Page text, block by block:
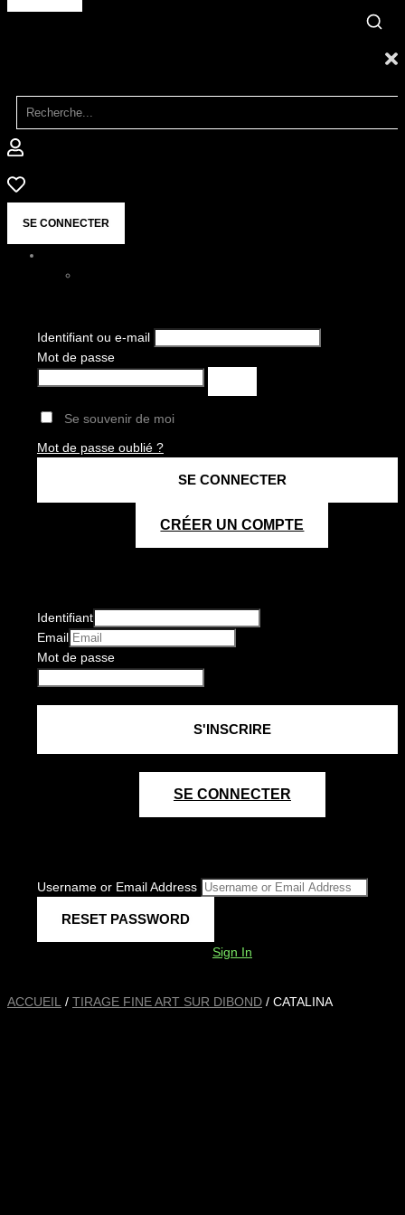
SE CONNECTER
Identifiant ou e-mail
Mot de passe
Se souvenir de moi
Mot de passe oublié ?
CRÉER UN COMPTE
Identifiant
Email
Mot de passe
SE CONNECTER
Username or Email Address
Sign In
ACCUEIL / TIRAGE FINE ART SUR DIBOND / CATALINA